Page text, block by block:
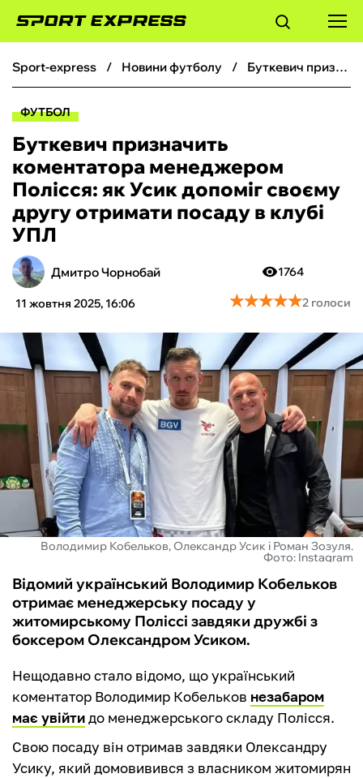
ФУТБОЛ
БОКС
ХОКЕЙ
ТЕНІС
КІБЕРСПОРТ
ЧС-2026
ФУТЗАЛ
ІНШІ
БУКМЕКЕРИ
sport-express новини футболу Буткевич призначить коментатора менеджером Полісся: як Усик допоміг своєму другу отримати посаду в клубі УПЛ
ФУТБОЛ
Буткевич призначить
коментатора менеджером
Полісся: як Усик допоміг своєму
другу отримати посаду в клубі
УПЛ
Дмитро Чорнобай
11 жовтня 2025, 16:06
1764
★★★★★
★★★★★2 голоси
Володимир Кобельков, Олександр Усик і Роман Зозуля.
Фото: Instagram
Відомий український Володимир Кобельков
отримає менеджерську посаду у
житомирському Поліссі завдяки дружбі з
боксером Олександром Усиком.
Нещодавно стало відомо, що український
коментатор Володимир Кобельков незабаром
має увійтидо менеджерського складу Полісся.
Свою посаду він отримав завдяки Олександру
Усику, який домовивився з власником житомирян